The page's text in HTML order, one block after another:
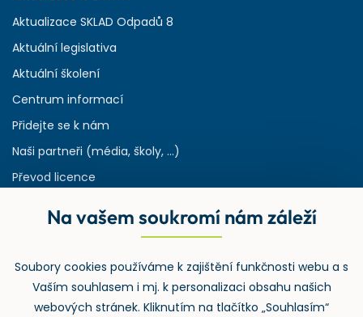
Aktualizace SKLAD Odpadů 8
Aktuální legislativa
Aktuální školení
Centrum informací
Přidejte se k nám
Naši partneři (média, školy, ...)
Převod licence
Rejstřík používaných zkratek v odpadech
Zpětný odběr
Na vašem soukromí nám záleží
Soubory cookies používáme k zajištění funkčnosti webu a s
Vaším souhlasem i mj. k personalizaci obsahu našich
webových stránek. Kliknutím na tlačítko „Souhlasím“